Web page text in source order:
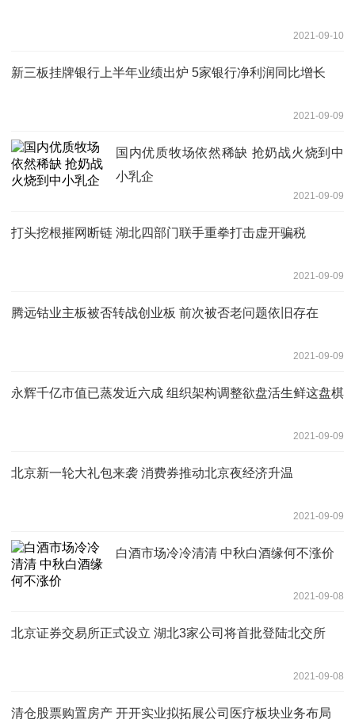
2021-09-10
新三板挂牌银行上半年业绩出炉 5家银行净利润同比增长
2021-09-09
国内优质牧场依然稀缺 抢奶战火烧到中
小乳企
2021-09-09
打头挖根摧网断链 湖北四部门联手重拳打击虚开骗税
2021-09-09
腾远钴业主板被否转战创业板 前次被否老问题依旧存在
2021-09-09
永辉千亿市值已蒸发近六成 组织架构调整欲盘活生鲜这盘棋
2021-09-09
北京新一轮大礼包来袭 消费券推动北京夜经济升温
2021-09-09
白酒市场冷冷清清 中秋白酒缘何不涨价
2021-09-08
北京证券交易所正式设立 湖北3家公司将首批登陆北交所
2021-09-08
清仓股票购置房产 开开实业拟拓展公司医疗板块业务布局